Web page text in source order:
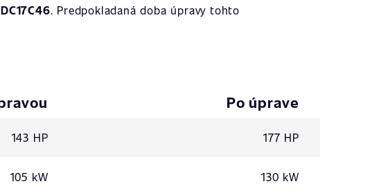
. Predpokladaná doba úpravy tohto
Po úprave
143 HP 177 HP
105 kW 130 kW